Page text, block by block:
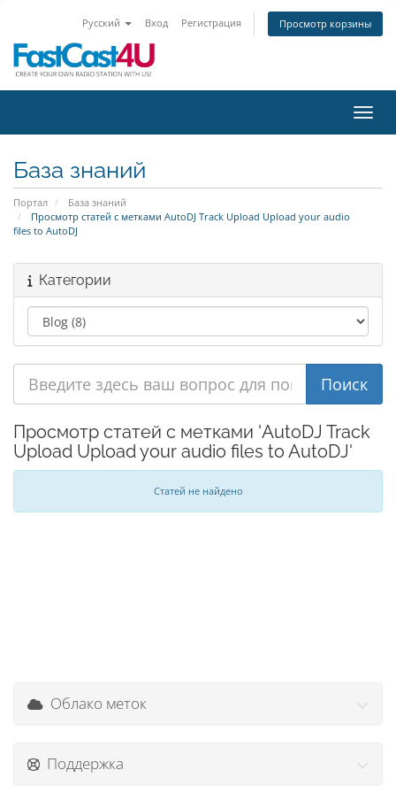
Русский Вход Регистрация Просмотр корзины
База знаний
Портал
База знаний
Просмотр статей с метками AutoDJ Track Upload Upload your audio
files to AutoDJ
Категории
Просмотр статей с метками 'AutoDJ Track
Upload Upload your audio files to AutoDJ'
Статей не найдено
Облако меток
Поддержка